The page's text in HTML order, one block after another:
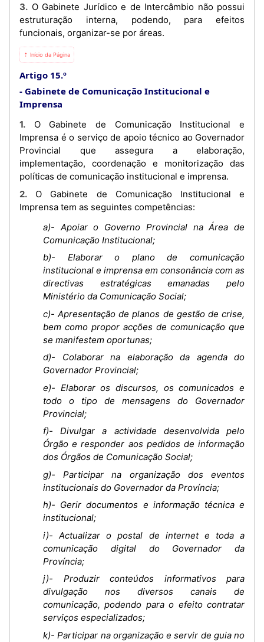
3. O Gabinete Jurídico e de Intercâmbio não possui
estruturação interna, podendo, para efeitos
funcionais, organizar-se por áreas.
⇡ Início da Página
Artigo 15.º
Gabinete de Comunicação Institucional e
Imprensa
1. O Gabinete de Comunicação Institucional e
Imprensa é o serviço de apoio técnico ao Governador
Provincial que assegura a elaboração,
implementação, coordenação e monitorização das
políticas de comunicação institucional e imprensa.
2. O Gabinete de Comunicação Institucional e
Imprensa tem as seguintes competências:
a)- Apoiar o Governo Provincial na Área de
Comunicação Institucional;
b)- Elaborar o plano de comunicação
institucional e imprensa em consonância com as
directivas estratégicas emanadas pelo
Ministério da Comunicação Social;
c)- Apresentação de planos de gestão de crise,
bem como propor acções de comunicação que
se manifestem oportunas;
d)- Colaborar na elaboração da agenda do
Governador Provincial;
e)- Elaborar os discursos, os comunicados e
todo o tipo de mensagens do Governador
Provincial;
f)- Divulgar a actividade desenvolvida pelo
Órgão e responder aos pedidos de informação
dos Órgãos de Comunicação Social;
g)- Participar na organização dos eventos
institucionais do Governador da Província;
h)- Gerir documentos e informação técnica e
institucional;
i)- Actualizar o postal de internet e toda a
comunicação digital do Governador da
Província;
j)- Produzir conteúdos informativos para
divulgação nos diversos canais de
comunicação, podendo para o efeito contratar
serviços especializados;
k)- Participar na organização e servir de guia no